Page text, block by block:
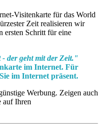
Visitenkarte für das World
Zeit realisieren wir
ersten Schritt für eine
der geht mit der Zeit."
im Internet. Für
im Internet präsent.
Werbung. Zeigen auch
auf Ihren